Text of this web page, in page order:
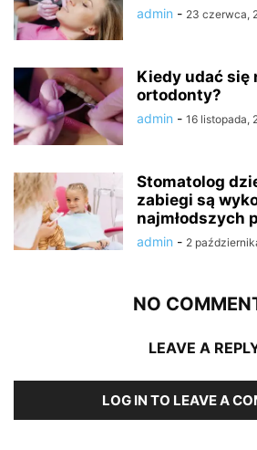
admin - 23 czerwca,
Kiedy udać się
ortodonty?
admin - 16 listopada,
Stomatolog
zabiegi są
najmłodszych
admin - 2
NO
LEAVE A
LOG IN TO LEAVE A